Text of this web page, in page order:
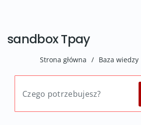
sandbox Tpay
Strona główna / Baza wiedzy